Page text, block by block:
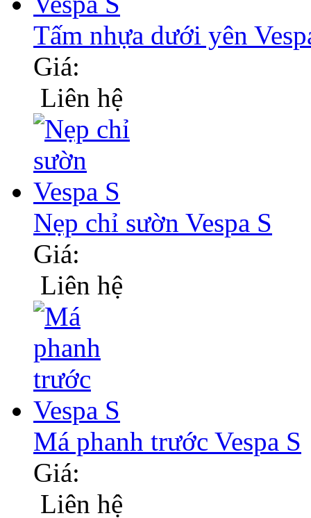
Tấm nhựa dưới yên
Giá:
Liên hệ
Nẹp chỉ sườn Vespa S
Giá:
Liên hệ
Má phanh trước Vespa S
Giá:
Liên hệ